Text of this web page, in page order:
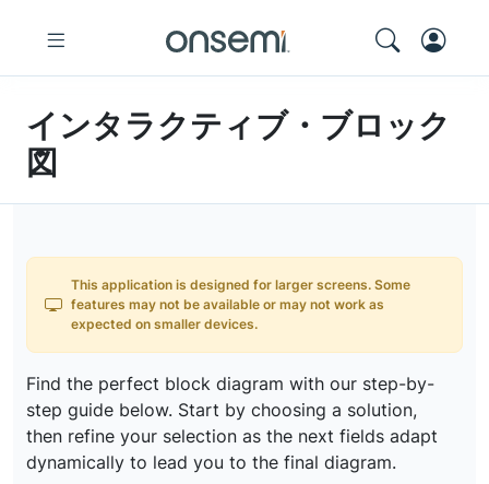
インタラクティブ・ブロック
図
This application is designed for larger screens. Some
features may not be available or may not work as
expected on smaller devices.
Find the perfect block diagram with our step-by-
step guide below. Start by choosing a solution,
then refine your selection as the next fields adapt
dynamically to lead you to the final diagram.